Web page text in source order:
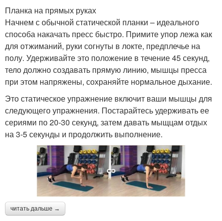
Планка на прямых руках
Начнем с обычной статической планки – идеального
способа накачать пресс быстро. Примите упор лежа как
для отжиманий, руки согнуты в локте, предплечье на
полу. Удерживайте это положение в течение 45 секунд,
тело должно создавать прямую линию, мышцы пресса
при этом напряжены, сохраняйте нормальное дыхание.
Это статическое упражнение включит ваши мышцы для
следующего упражнения. Постарайтесь удерживать ее
сериями по 20-30 секунд, затем давать мыщцам отдых
на 3-5 секунды и продолжить выполнение.
читать дальше →